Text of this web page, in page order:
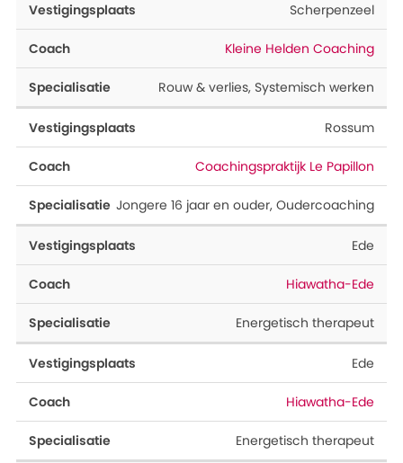
Scherpenzeel
Kleine Helden Coaching
Rouw & verlies, Systemisch werken
Rossum
Coachingspraktijk Le Papillon
Jongere 16 jaar en ouder, Oudercoaching
Ede
Hiawatha-Ede
Energetisch therapeut
Ede
Hiawatha-Ede
Energetisch therapeut